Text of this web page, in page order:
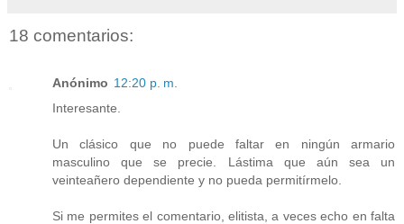
18 comentarios:
Anónimo 12:20 p. m.
Interesante.
Un clásico que no puede faltar en ningún armario
masculino que se precie. Lástima que aún sea un
veinteañero dependiente y no pueda permitírmelo.
Si me permites el comentario, elitista, a veces echo en falta